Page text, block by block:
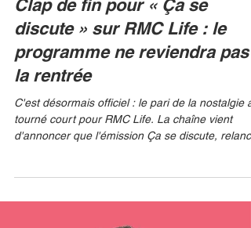
14 juin
Clap de fin pour « Ça se
discute » sur RMC Life : le
programme ne reviendra pas
tourné court pour RMC Life. La chaîne vient